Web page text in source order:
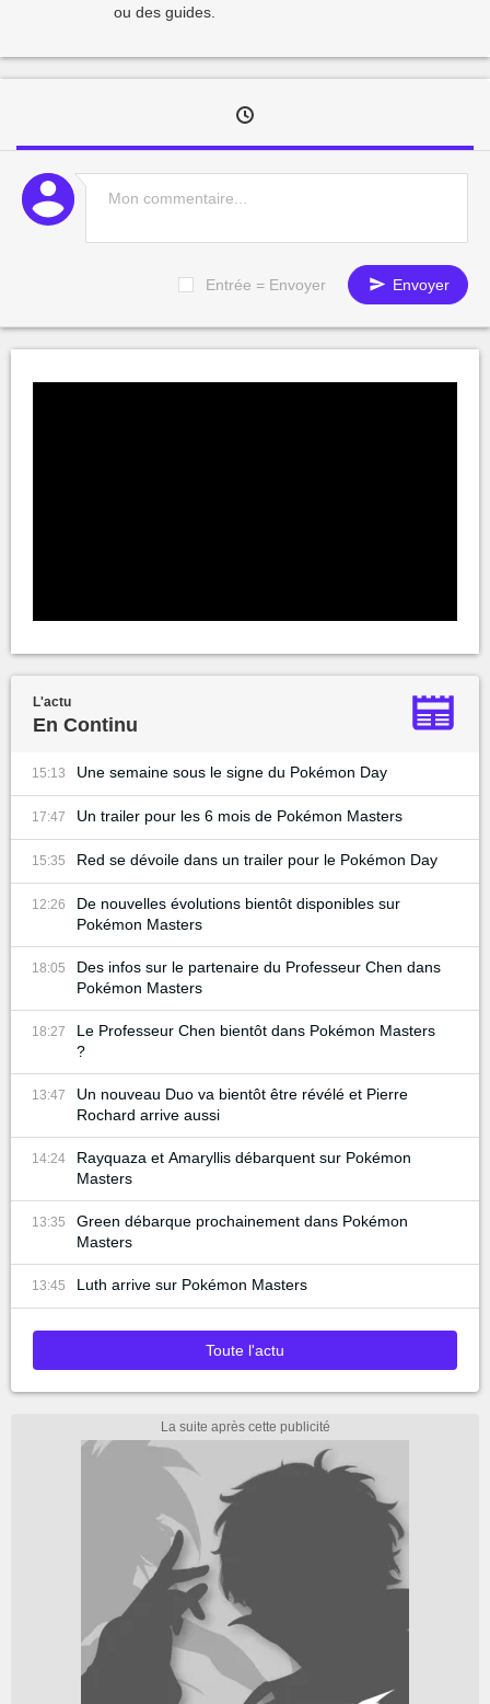
ou des guides.
Entrée = Envoyer Envoyer
L'actu
En Continu
15:13 Une semaine sous le signe du Pokémon Day
17:47 Un trailer pour les 6 mois de Pokémon Masters
15:35 Red se dévoile dans un trailer pour le Pokémon Day
12:26
De nouvelles évolutions bientôt disponibles sur
Pokémon Masters
18:05
Des infos sur le partenaire du Professeur Chen dans
Pokémon Masters
18:27
Le Professeur Chen bientôt dans Pokémon Masters
?
13:47
Un nouveau Duo va bientôt être révélé et Pierre
Rochard arrive aussi
14:24
Rayquaza et Amaryllis débarquent sur Pokémon
Masters
13:35
Green débarque prochainement dans Pokémon
Masters
13:45 Luth arrive sur Pokémon Masters
Toute l'actu